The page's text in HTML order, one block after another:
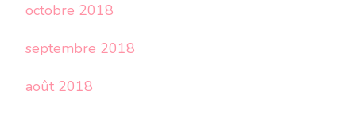
octobre 2018
septembre 2018
août 2018